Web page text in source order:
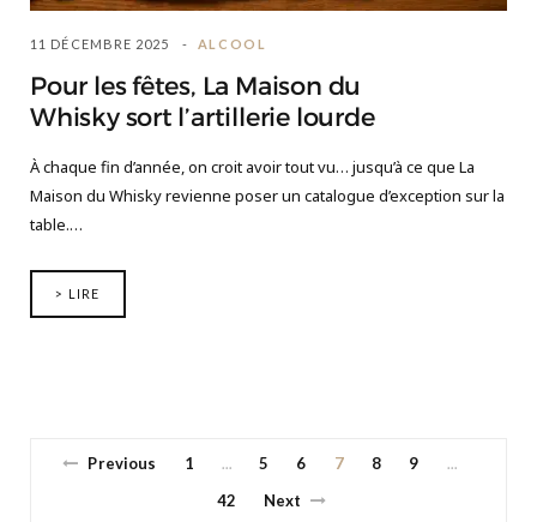
11 DÉCEMBRE 2025 ALCOOL
Pour les fêtes, La Maison du
Whisky sort l’artillerie lourde
À chaque fin d’année, on croit avoir tout vu… jusqu’à ce que La
Maison du Whisky revienne poser un catalogue d’exception sur la
table.…
> LIRE
Previous 1 … 5 6 7 8 9 …
42 Next